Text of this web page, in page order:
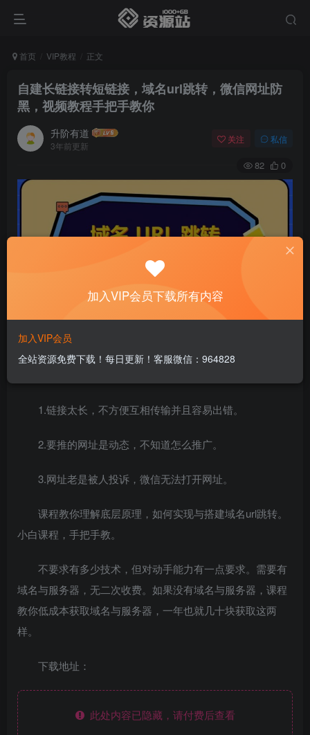
首页 VIP教程 正文
自建长链接转短链接，域名url跳转，微信网址防
黑，视频教程手把手教你
升阶有道
3年前更新
关注 私信
82 0
1.链接太长，不方便互相传输并且容易出错。
2.要推的网址是动态，不知道怎么推广。
3.网址老是被人投诉，微信无法打开网址。
课程教你理解底层原理，如何实现与搭建域名url跳转。
小白课程，手把手教。
不要求有多少技术，但对动手能力有一点要求。需要有
域名与服务器，无二次收费。如果没有域名与服务器，课程
教你低成本获取域名与服务器，一年也就几十块获取这两
样。
下载地址：
此处内容已隐藏，请付费后查看
加入VIP会员下载所有内容
加入VIP会员
全站资源免费下载！每日更新！客服微信：964828